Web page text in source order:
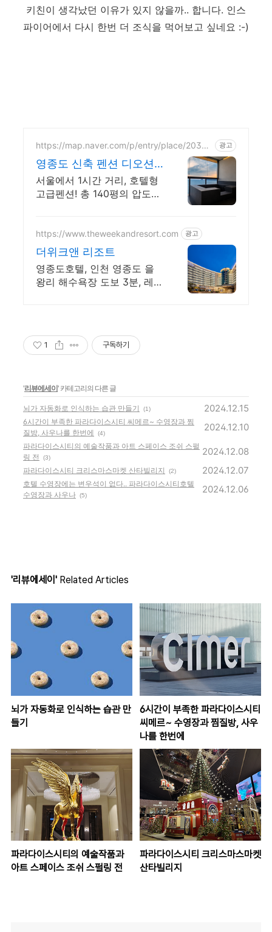
키친이 생각났던 이유가 있지 않을까.. 합니다. 인스
파이어에서 다시 한번 더 조식을 먹어보고 싶네요 :-)
https://map.naver.com/p/entry/place/20374
광고
영종도 신축 펜션 디오션!
바다를 볼수있는 반신욕!
서울에서 1시간 거리, 호텔형
고급펜션! 총 140평의 압도적
https://www.theweekandresort.com 광고
더위크앤 리조트
영종도호텔, 인천 영종도 을
왕리 해수욕장 도보 3분, 레스
즈 슬라임카페
1 구독하기
'리뷰에세이' 카테고리의 다른 글
뇌가 자동화로 인식하는 습관 만들기 (1) 2024.12.15
6시간이 부족한 파라다이스시티 씨메르~ 수영장과 찜
질방, 사우나를 한번에
(4)
2024.12.10
파라다이스시티의 예술작품과 아트 스페이스 조쉬 스펄
링 전
(3)
2024.12.08
파라다이스시티 크리스마스마켓 산타빌리지 (2) 2024.12.07
호텔 수영장에는 변우석이 없다.. 파라다이스시티호텔
수영장과 사우나 (5)
2024.12.06
'리뷰에세이' Related Articles
뇌가 자동화로 인식하는 습관 만
들기
6시간이 부족한 파라다이스시티
씨메르~ 수영장과 찜질방, 사우
나를 한번에
파라다이스시티의 예술작품과
아트 스페이스 조쉬 스펄링 전
파라다이스시티 크리스마스마켓
산타빌리지